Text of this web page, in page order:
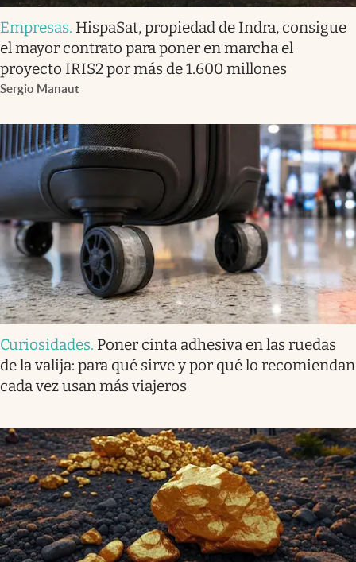
Empresas. HispaSat, propiedad de Indra, consigue
el mayor contrato para poner en marcha el
proyecto IRIS2 por más de 1.600 millones
Sergio Manaut
Curiosidades. Poner cinta adhesiva en las ruedas
de la valija: para qué sirve y por qué lo recomiendan
cada vez usan más viajeros